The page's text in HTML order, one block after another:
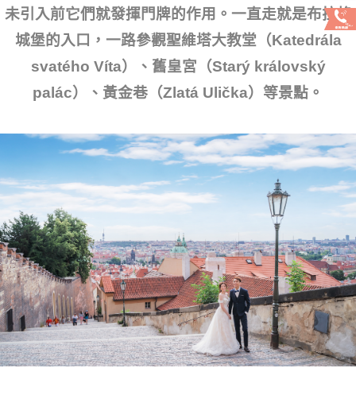
未引入前它們就發揮門牌的作用。一直走就是布拉格
城堡的入口，一路參觀聖維塔大教堂（Katedrála
svatého Víta）、舊皇宮（Starý královský
palác）、黃金巷（Zlatá Ulička）等景點。